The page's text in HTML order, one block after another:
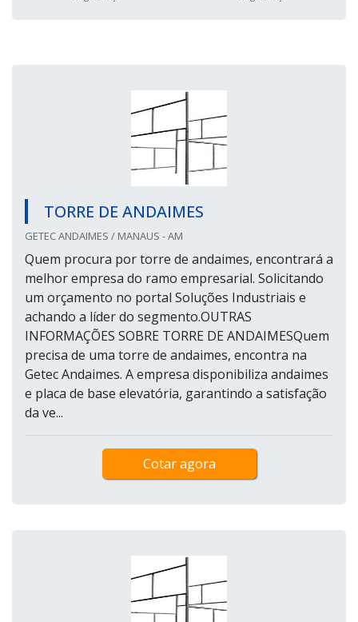
TORRE DE ANDAIMES
GETEC ANDAIMES / MANAUS - AM
Quem procura por torre de andaimes, encontrará a
melhor empresa do ramo empresarial. Solicitando
um orçamento no portal Soluções Industriais e
achando a líder do segmento.OUTRAS
INFORMAÇÕES SOBRE TORRE DE ANDAIMESQuem
precisa de uma torre de andaimes, encontra na
Getec Andaimes. A empresa disponibiliza andaimes
e placa de base elevatória, garantindo a satisfação
da ve...
Cotar agora